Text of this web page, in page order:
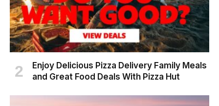
Enjoy Delicious Pizza Delivery Family Meals
and Great Food Deals With Pizza Hut